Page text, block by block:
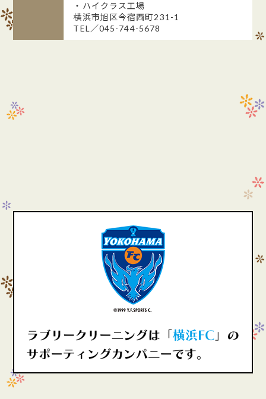
・ハイクラス工場
横浜市旭区今宿西町231-1
TEL／045-744-5678